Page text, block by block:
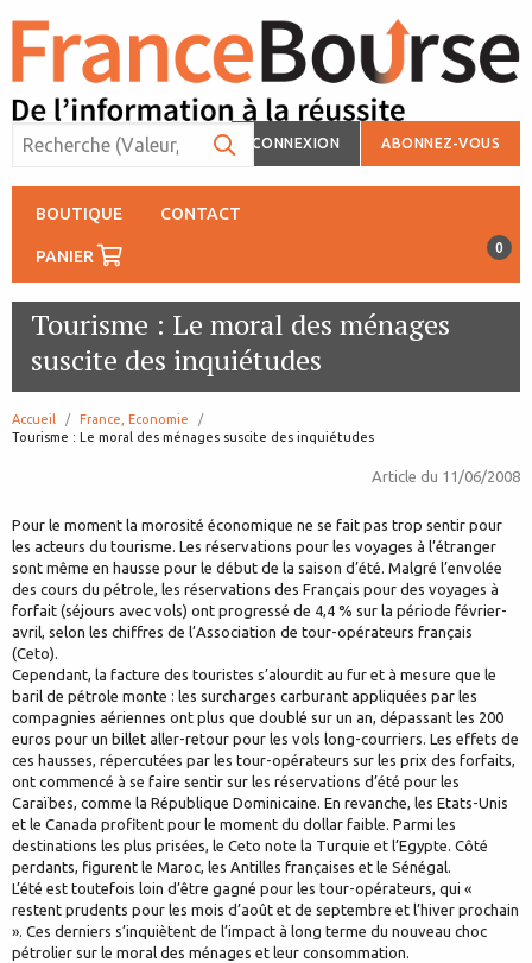
CONNEXION ABONNEZ-VOUS
BOUTIQUE CONTACT
PANIER 0
Tourisme : Le moral des ménages
suscite des inquiétudes
Accueil
France, Economie
page:
Tourisme : Le moral des ménages suscite des inquiétudes
Article du 11/06/2008
Pour le moment la morosité économique ne se fait pas trop sentir pour
les acteurs du tourisme. Les réservations pour les voyages à l’étranger
sont même en hausse pour le début de la saison d’été. Malgré l’envolée
des cours du pétrole, les réservations des Français pour des voyages à
forfait (séjours avec vols) ont progressé de 4,4 % sur la période février-
avril, selon les chiffres de l’Association de tour-opérateurs français
(Ceto).
Cependant, la facture des touristes s’alourdit au fur et à mesure que le
baril de pétrole monte : les surcharges carburant appliquées par les
compagnies aériennes ont plus que doublé sur un an, dépassant les 200
euros pour un billet aller-retour pour les vols long-courriers. Les effets de
ces hausses, répercutées par les tour-opérateurs sur les prix des forfaits,
ont commencé à se faire sentir sur les réservations d’été pour les
Caraïbes, comme la République Dominicaine. En revanche, les Etats-Unis
et le Canada profitent pour le moment du dollar faible. Parmi les
destinations les plus prisées, le Ceto note la Turquie et l’Egypte. Côté
perdants, figurent le Maroc, les Antilles françaises et le Sénégal.
L’été est toutefois loin d’être gagné pour les tour-opérateurs, qui «
restent prudents pour les mois d’août et de septembre et l’hiver prochain
». Ces derniers s’inquiètent de l’impact à long terme du nouveau choc
pétrolier sur le moral des ménages et leur consommation.